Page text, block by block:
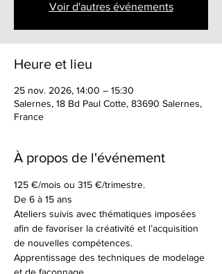
Voir d'autres événements
Heure et lieu
25 nov. 2026, 14:00 – 15:30
Salernes, 18 Bd Paul Cotte, 83690 Salernes,
France
À propos de l'événement
125 €/mois ou 315 €/trimestre.
De 6 à 15 ans
Ateliers suivis avec thématiques imposées
afin de favoriser la créativité et l’acquisition
de nouvelles compétences.
Apprentissage des techniques de modelage